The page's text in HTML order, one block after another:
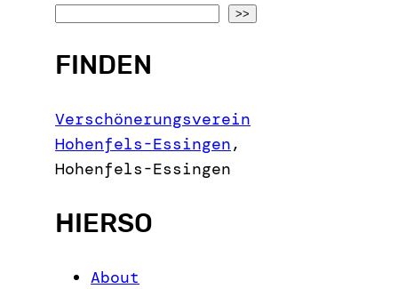
a
c
h
>>
FINDEN
Verschönerungsverein
Hohenfels-Essingen,
Hohenfels-Essingen
HIERSO
About